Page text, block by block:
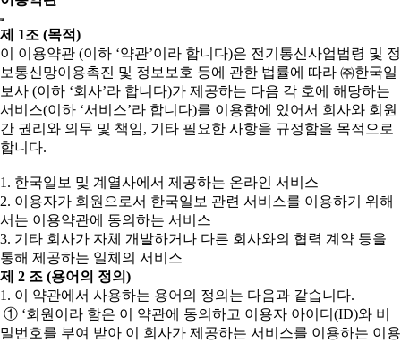
제 1조 (목적)
이 이용약관 (이하 ‘약관’이라 합니다)은 전기통신사업법령 및 정
보통신망이용촉진 및 정보보호 등에 관한 법률에 따라 ㈜한국일
보사 (이하 ‘회사’라 합니다)가 제공하는 다음 각 호에 해당하는
서비스(이하 ‘서비스’라 합니다)를 이용함에 있어서 회사와 회원
간 권리와 의무 및 책임, 기타 필요한 사항을 규정함을 목적으로
합니다.
1. 한국일보 및 계열사에서 제공하는 온라인 서비스
2. 이용자가 회원으로서 한국일보 관련 서비스를 이용하기 위해
서는 이용약관에 동의하는 서비스
3. 기타 회사가 자체 개발하거나 다른 회사와의 협력 계약 등을
통해 제공하는 일체의 서비스
제 2 조 (용어의 정의)
1. 이 약관에서 사용하는 용어의 정의는 다음과 같습니다.
① ‘회원이라 함은 이 약관에 동의하고 이용자 아이디(ID)와 비
밀번호를 부여 받아 이 회사가 제공하는 서비스를 이용하는 이용